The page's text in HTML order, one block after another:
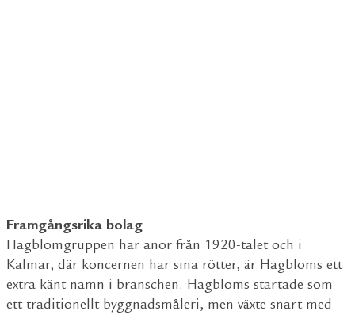
Framgångsrika bolag
Hagblomgruppen har anor från 1920-talet och i
Kalmar, där koncernen har sina rötter, är Hagbloms ett
extra känt namn i branschen. Hagbloms startade som
ett traditionellt byggnadsmåleri, men växte snart med